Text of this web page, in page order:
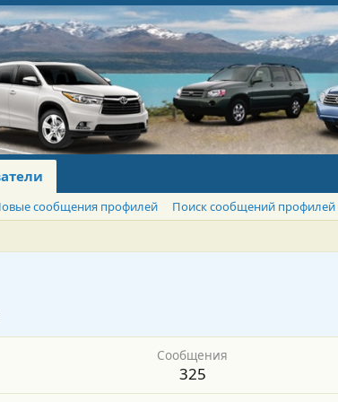
сообщения профилей
Поиск сообщений профилей
Сообщения
325